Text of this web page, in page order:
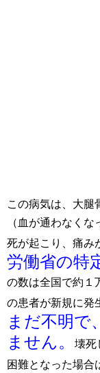
この病気は、大腿
（血が通わなく
死が起こり、痛み
労働省の特
の数は全国で約１
の患者が新規に発
まだ不明で
ません。
壊死
困難となった場合